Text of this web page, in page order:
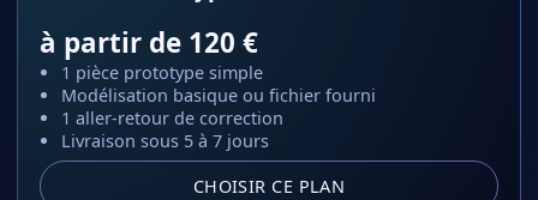
à partir de 120 €
1 pièce prototype simple
Modélisation basique ou fichier fourni
1 aller-retour de correction
Livraison sous 5 à 7 jours
CHOISIR CE PLAN